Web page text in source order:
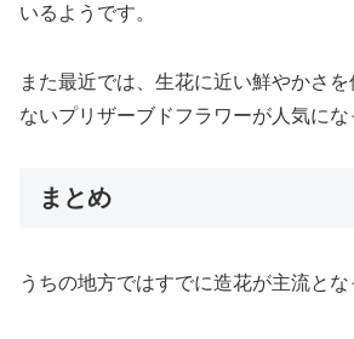
いるようです。
また最近では、生花に近い鮮やかさ
ないプリザーブドフラワーが人気に
まとめ
うちの地方ではすでに造花が主流とな